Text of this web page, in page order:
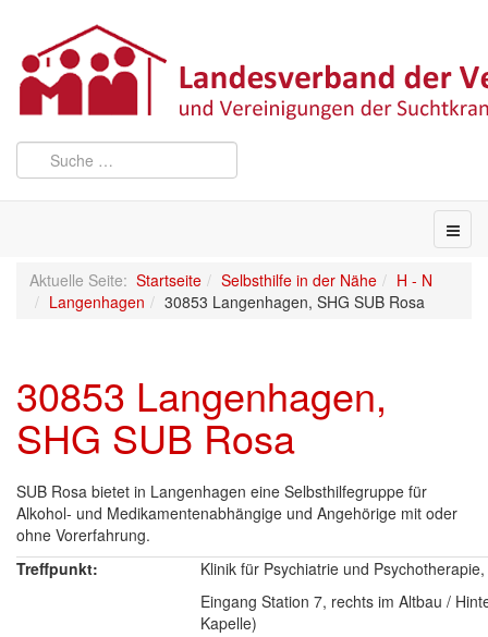
Aktuelle Seite: Startseite Selbsthilfe in der Nähe
H - N
Langenhagen
30853 Langenhagen, SHG SUB Rosa
30853 Langenhagen,
SHG SUB Rosa
SUB Rosa bietet in Langenhagen eine Selbsthilfegruppe für
Alkohol- und Medikamentenabhängige und Angehörige mit oder
ohne Vorerfahrung.
Treffpunkt:
Klinik für Psychiatrie und
Eingang Station 7, rechts im Altbau /
Kapelle)